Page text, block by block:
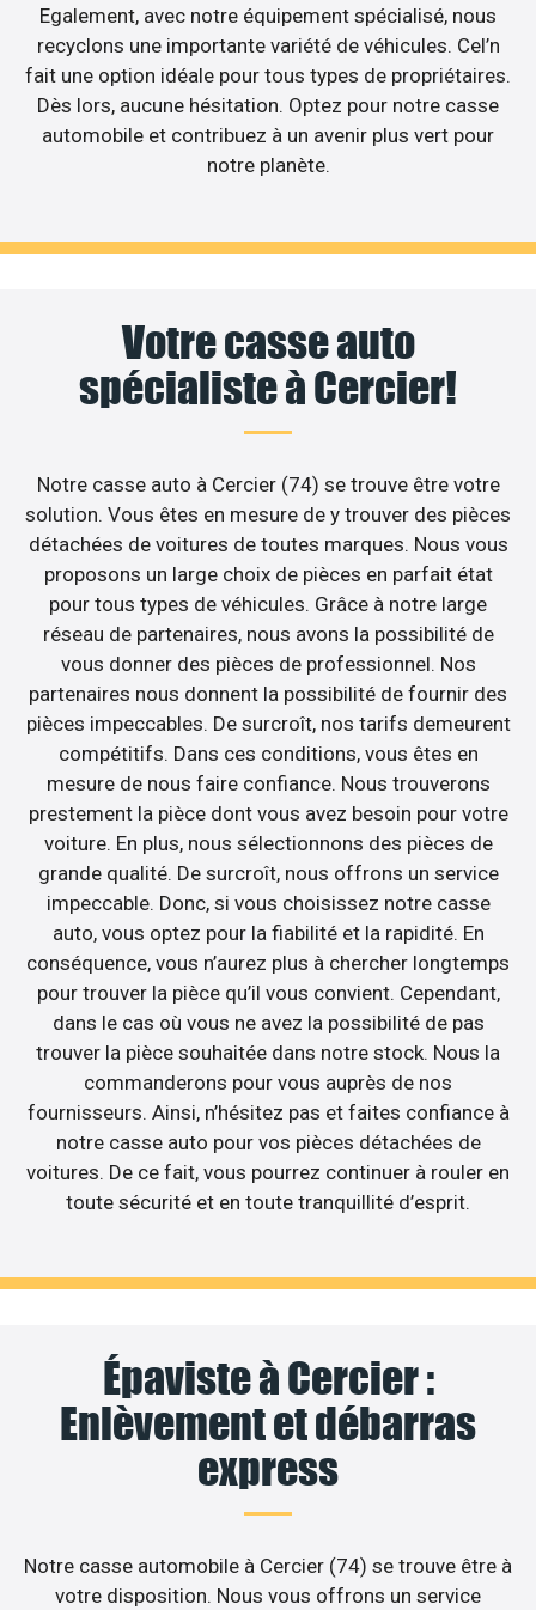
Egalement, avec notre équipement spécialisé, nous
recyclons une importante variété de véhicules. Cel’n
fait une option idéale pour tous types de propriétaires.
Dès lors, aucune hésitation. Optez pour notre casse
automobile et contribuez à un avenir plus vert pour
notre planète.
Votre casse auto
spécialiste à Cercier!
Notre casse auto à Cercier (74) se trouve être votre
solution. Vous êtes en mesure de y trouver des pièces
détachées de voitures de toutes marques. Nous vous
proposons un large choix de pièces en parfait état
pour tous types de véhicules. Grâce à notre large
réseau de partenaires, nous avons la possibilité de
vous donner des pièces de professionnel. Nos
partenaires nous donnent la possibilité de fournir des
pièces impeccables. De surcroît, nos tarifs demeurent
compétitifs. Dans ces conditions, vous êtes en
mesure de nous faire confiance. Nous trouverons
prestement la pièce dont vous avez besoin pour votre
voiture. En plus, nous sélectionnons des pièces de
grande qualité. De surcroît, nous offrons un service
impeccable. Donc, si vous choisissez notre casse
auto, vous optez pour la fiabilité et la rapidité. En
conséquence, vous n’aurez plus à chercher longtemps
pour trouver la pièce qu’il vous convient. Cependant,
dans le cas où vous ne avez la possibilité de pas
trouver la pièce souhaitée dans notre stock. Nous la
commanderons pour vous auprès de nos
fournisseurs. Ainsi, n’hésitez pas et faites confiance à
notre casse auto pour vos pièces détachées de
voitures. De ce fait, vous pourrez continuer à rouler en
toute sécurité et en toute tranquillité d’esprit.
Épaviste à Cercier :
Enlèvement et débarras
express
Notre casse automobile à Cercier (74) se trouve être à
votre disposition. Nous vous offrons un service